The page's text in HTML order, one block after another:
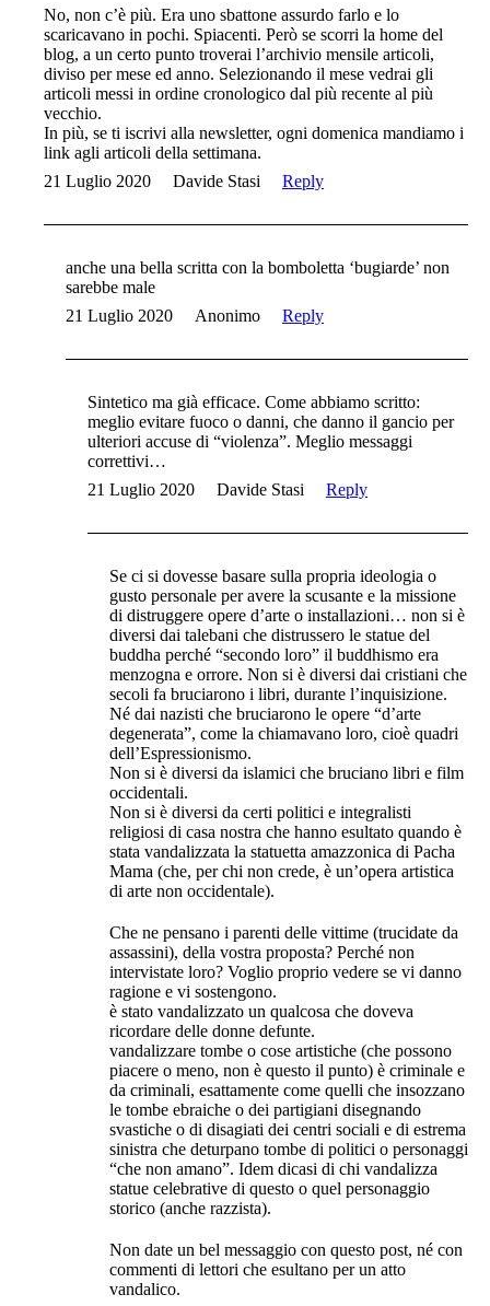
No, non c’è più. Era uno sbattone assurdo farlo e lo
scaricavano in pochi. Spiacenti. Però se scorri la home del
blog, a un certo punto troverai l’archivio mensile articoli,
diviso per mese ed anno. Selezionando il mese vedrai gli
articoli messi in ordine cronologico dal più recente al più
vecchio.
In più, se ti iscrivi alla newsletter, ogni domenica mandiamo i
link agli articoli della settimana.
21 Luglio 2020
Davide Stasi Reply
anche una bella scritta con la bomboletta ‘bugiarde’ non
sarebbe male
21 Luglio 2020
Anonimo Reply
Sintetico ma già efficace. Come abbiamo scritto:
meglio evitare fuoco o danni, che danno il gancio per
ulteriori accuse di “violenza”. Meglio messaggi
correttivi…
21 Luglio 2020
Davide Stasi Reply
Se ci si dovesse basare sulla propria ideologia o
gusto personale per avere la scusante e la missione
di distruggere opere d’arte o installazioni… non si è
diversi dai talebani che distrussero le statue del
buddha perché “secondo loro” il buddhismo era
menzogna e orrore. Non si è diversi dai cristiani che
secoli fa bruciarono i libri, durante l’inquisizione.
Né dai nazisti che bruciarono le opere “d’arte
degenerata”, come la chiamavano loro, cioè quadri
dell’Espressionismo.
Non si è diversi da islamici che bruciano libri e film
occidentali.
Non si è diversi da certi politici e integralisti
religiosi di casa nostra che hanno esultato quando è
stata vandalizzata la statuetta amazzonica di Pacha
Mama (che, per chi non crede, è un’opera artistica
di arte non occidentale).
Che ne pensano i parenti delle vittime (trucidate da
assassini), della vostra proposta? Perché non
intervistate loro? Voglio proprio vedere se vi danno
ragione e vi sostengono.
è stato vandalizzato un qualcosa che doveva
ricordare delle donne defunte.
vandalizzare tombe o cose artistiche (che possono
piacere o meno, non è questo il punto) è criminale e
da criminali, esattamente come quelli che insozzano
le tombe ebraiche o dei partigiani disegnando
svastiche o di disagiati dei centri sociali e di estrema
sinistra che deturpano tombe di politici o personaggi
“che non amano”. Idem dicasi di chi vandalizza
statue celebrative di questo o quel personaggio
storico (anche razzista).
Non date un bel messaggio con questo post, né con
commenti di lettori che esultano per un atto
vandalico.